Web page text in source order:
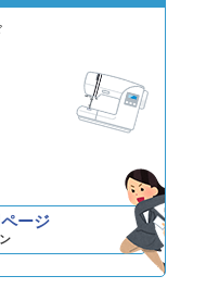
ージ